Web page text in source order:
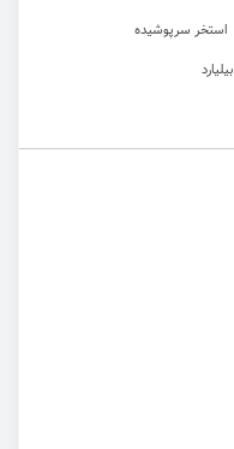
استخر سرپوشیده
بیلیارد